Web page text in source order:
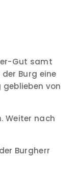
Gut samt
Burg eine
von
Weiter nach
Burgherr